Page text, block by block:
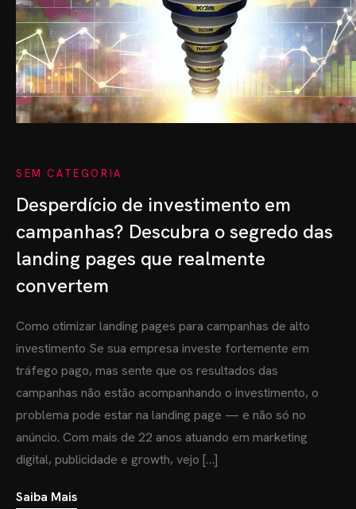
SEM CATEGORIA
Desperdício de investimento em
campanhas? Descubra o segredo das
landing pages que realmente
convertem
Como otimizar landing pages para campanhas de alto
investimento Se sua empresa investe fortemente em
tráfego pago, mas sente que os resultados das
campanhas não estão acompanhando o investimento, o
problema pode estar na landing page — e não só no
anúncio. Com mais de 22 anos atuando em marketing
digital, publicidade e growth, vejo […]
Saiba Mais